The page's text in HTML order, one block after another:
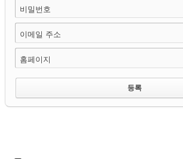
비밀번호
이메일 주소
홈페이지